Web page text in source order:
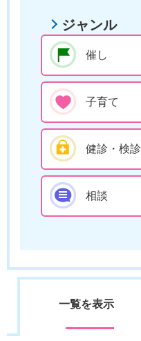
ジャンル
催し
子育て
健診・検診
相談
一覧を表示